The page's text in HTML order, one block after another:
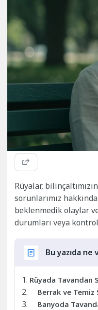
Rüyalar,
sorunlarımız
beklenmedik olaylar
durumları veya
Bu yazıda ne
Rüyada Tavandan
Berrak ve Temiz
Banyoda